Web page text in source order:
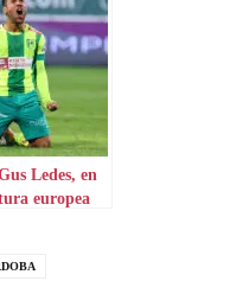
Ledes, en
europea